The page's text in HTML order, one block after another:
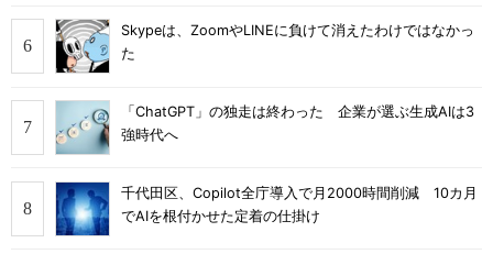
Skypeは、ZoomやLINEに負けて消えたわけではなかっ
た
「ChatGPT」の独走は終わった 企業が選ぶ生成AIは3
強時代へ
千代田区、Copilot全庁導入で月2000時間削減 10カ月
でAIを根付かせた定着の仕掛け